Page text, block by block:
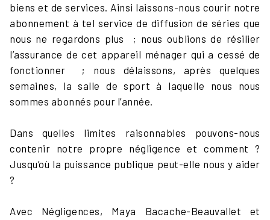
biens et de services. Ainsi laissons-nous courir notre
abonnement à tel service de diffusion de séries que
nous ne regardons plus ; nous oublions de résilier
l’assurance de cet appareil ménager qui a cessé de
fonctionner ; nous délaissons, après quelques
semaines, la salle de sport à laquelle nous nous
sommes abonnés pour l’année.
Dans quelles limites raisonnables pouvons-nous
contenir notre propre négligence et comment ?
Jusqu’où la puissance publique peut-elle nous y aider
?
Avec Négligences, Maya Bacache-Beauvallet et